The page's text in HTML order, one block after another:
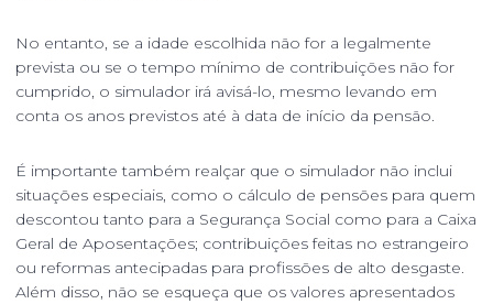
No entanto, se a idade escolhida não for a legalmente
prevista ou se o tempo mínimo de contribuições não for
cumprido, o simulador irá avisá-lo, mesmo levando em
conta os anos previstos até à data de início da pensão.
É importante também realçar que o simulador não inclui
situações especiais, como o cálculo de pensões para quem
descontou tanto para a Segurança Social como para a Caixa
Geral de Aposentações; contribuições feitas no estrangeiro
ou reformas antecipadas para profissões de alto desgaste.
Além disso, não se esqueça que os valores apresentados